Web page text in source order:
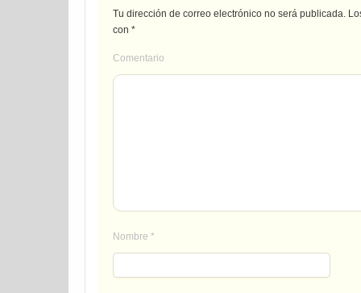
Tu dirección de correo electrónico no será publicada.
con *
Comentario
Nombre *